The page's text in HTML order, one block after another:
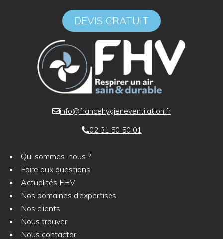
DEVIS GRATUIT
info@francehygieneventilation.fr
02 31 50 50 01
Qui sommes-nous ?
Foire aux questions
Actualités FHV
Nos domaines d’expertises
Nos clients
Nous trouver
Nous contacter